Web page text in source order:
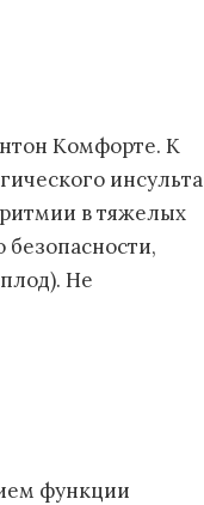
Комфорте. К
инсульта
в тяжелых
безопасности,
Не
функции